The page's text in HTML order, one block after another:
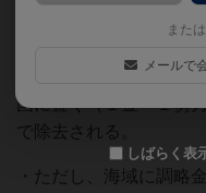
・調略⾦は調略フェイ
国に置く（１⾦＝１勢
で除去される。
・ただし、海域に調略
または
メールで
しばらく表